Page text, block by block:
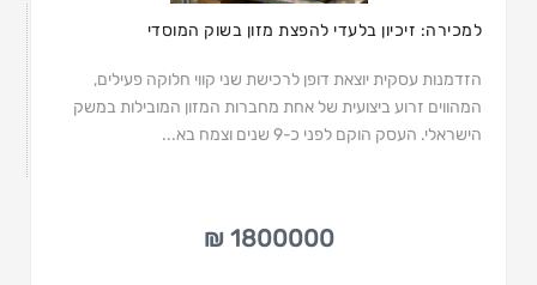
למכירה: זיכיון בלעדי להפצת מזון בשוק המוסדי
הזדמנות עסקית יוצאת דופן לרכישת שני קווי חלוקה פעילים,
המהווים זרוע ביצועית של אחת מחברות המזון המובילות במשק
הישראלי. העסק הוקם לפני כ-9 שנים וצמח בא...
1800000 ₪